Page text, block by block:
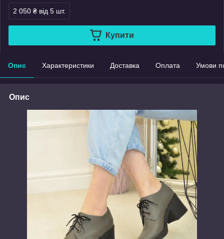
2 050 ₴ від 5 шт.
Купити
Опис Характеристики Доставка Оплата Умови
Опис